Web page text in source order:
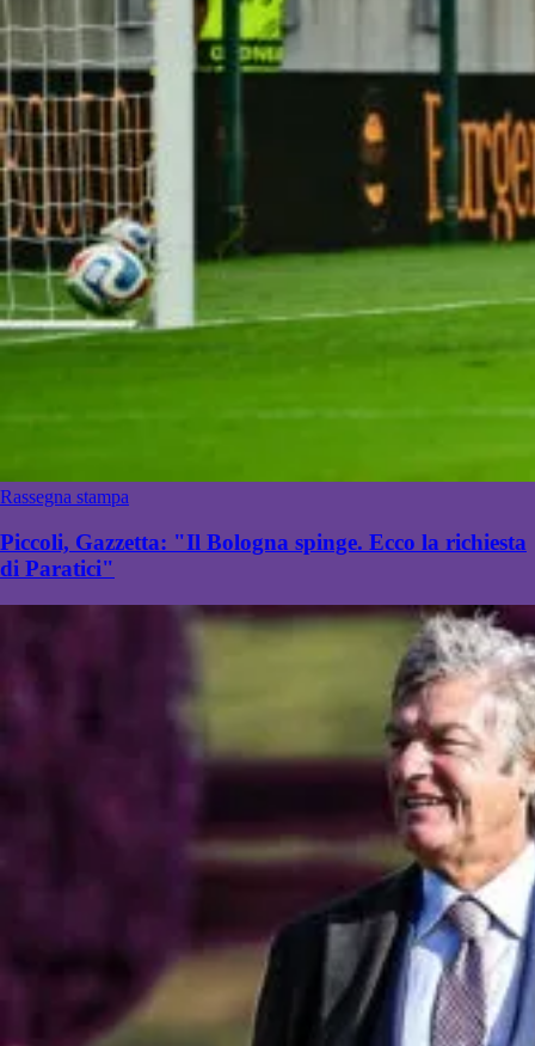
Rassegna stampa
Piccoli, Gazzetta: "Il Bologna spinge. Ecco la richiesta
di Paratici"